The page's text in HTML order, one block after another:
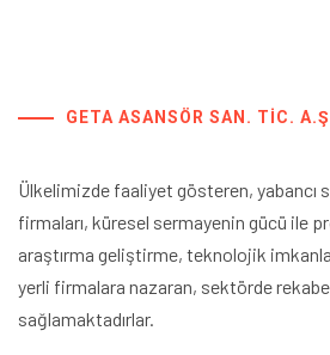
GETA ASANSÖR SAN. TIC.
Ülkelimizde faaliyet gösteren, yabancı
firmaları, küresel sermayenin gücü ile
araştırma geliştirme, teknolojik
yerli firmalara nazaran, sektörde
sağlamaktadırlar.